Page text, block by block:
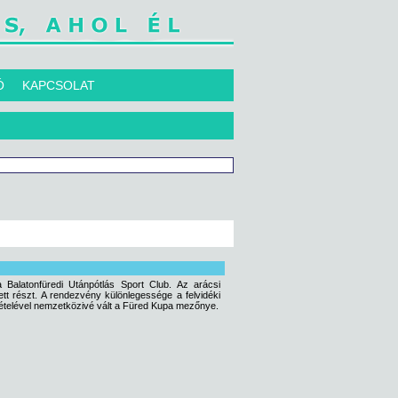
KAPCSOLAT
Utánpótlás Sport Club. Az arácsi
részt. A rendezvény különlegessége a felvidéki
nemzetközivé vált a Füred Kupa mezőnye.